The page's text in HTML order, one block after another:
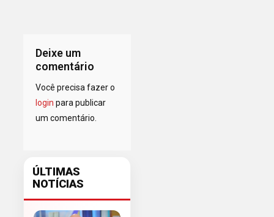
Deixe um
comentário
Você precisa fazer o
login para publicar
um comentário.
ÚLTIMAS
NOTÍCIAS